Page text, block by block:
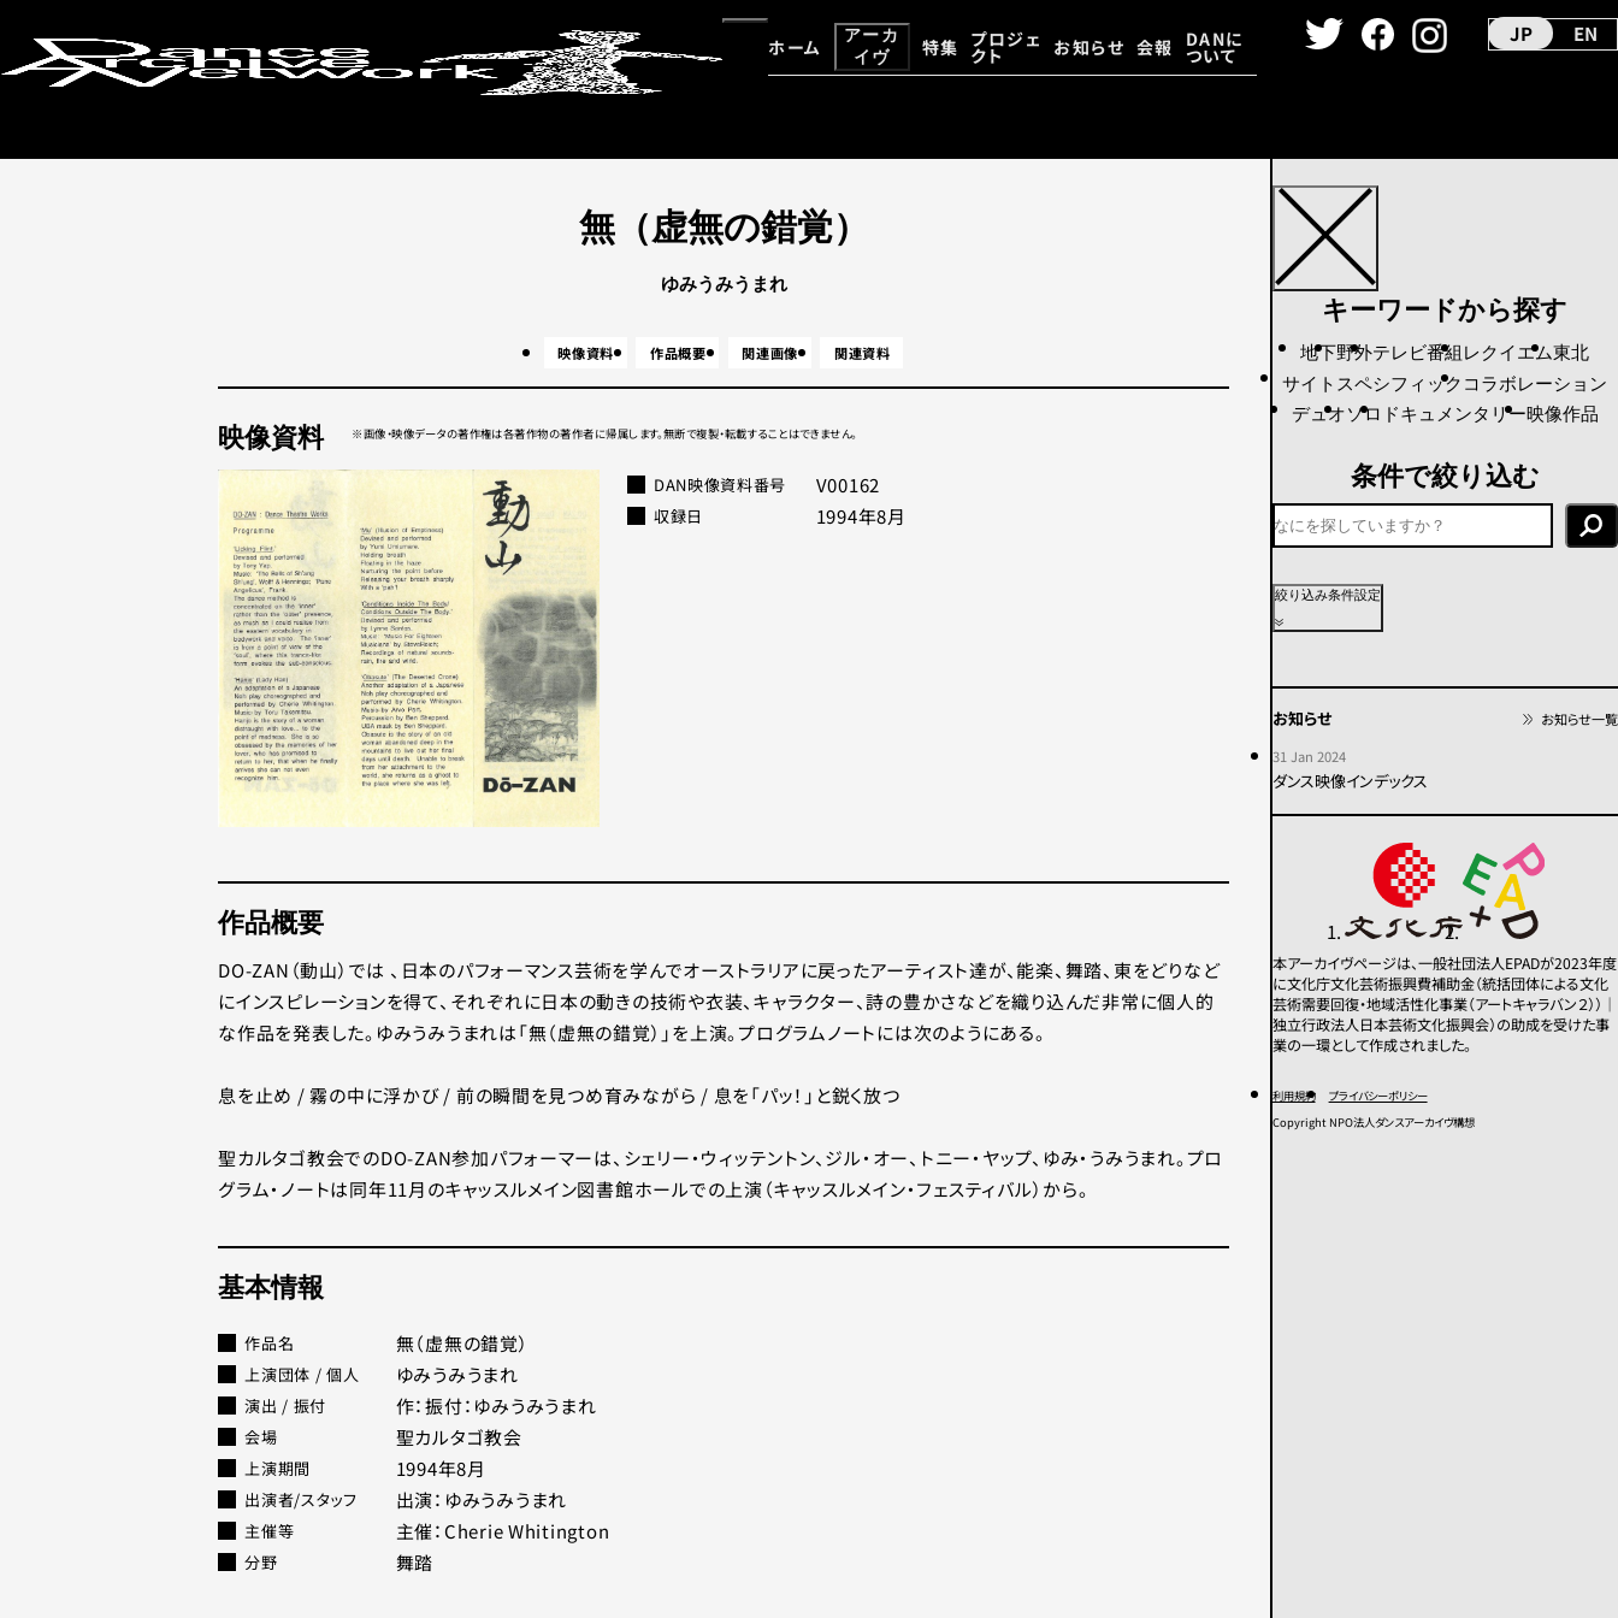
JP EN
ホーム
アーカ
イヴ
特集 プロジェ
クト お知らせ 会報 DANに
ついて
無（虚無の錯覚）
ゆみうみうまれ
映像資料 作品概要 関連画像 関連資料
映像資料 画像・映像データの著作権は各著作物の著作者に帰属します。無断で複製・転載することはできません。
DAN映像資料番号 V00162
収録⽇ 1994年8月
作品概要
DO-ZAN（動山）では 、日本のパフォーマンス芸術を学んでオーストラリアに戻ったアーティスト達が、能楽、舞踏、東をどりなど
にインスピレーションを得て、それぞれに日本の動きの技術や衣装、キャラクター、詩の豊かさなどを織り込んだ非常に個人的
な作品を発表した。ゆみうみうまれは「無（虚無の錯覚）」を上演。プログラムノートには次のようにある。
息を止め / 霧の中に浮かび / 前の瞬間を見つめ育みながら / 息を「パッ！」と鋭く放つ
聖カルタゴ教会でのDO-ZAN参加パフォーマーは、シェリー・ウィッテントン、ジル・オー、トニー・ヤップ、ゆみ・うみうまれ。プロ
グラム・ノートは同年11月のキャッスルメイン図書館ホールでの上演（キャッスルメイン・フェスティバル）から。
基本情報
作品名 無（虚無の錯覚）
上演団体 / 個人 ゆみうみうまれ
演出 / 振付 作：振付：ゆみうみうまれ
会場 聖カルタゴ教会
上演期間 1994年8月
出演者/スタッフ 出演：ゆみうみうまれ
主催等 主催：Cherie Whitington
分野 舞踏
キーワードから探す
地下野外テレビ番組 レクイエム東北
サイトスペシフィック コラボレーション
デュオソロ ドキュメンタリー映像作品
条件で絞り込む
上演年代
1960年代
1950年代以前
不明
コンテンポラリー
舞踏
パフォーマンス
この条件で検索
絞り込み条件設定
お知らせ
お知らせ一覧
31 Jan 2024
ダンス映像インデックス
本アーカイヴページは、一般社団法人EPADが2023年度
に文化庁文化芸術振興費補助金（統括団体による文化
芸術需要回復・地域活性化事業（アートキャラバン２））｜
独立行政法人日本芸術文化振興会）の助成を受けた事
業の一環として作成されました。
利用規約
プライバシーポリシー
Copyright NPO法人ダンスアーカイヴ構想